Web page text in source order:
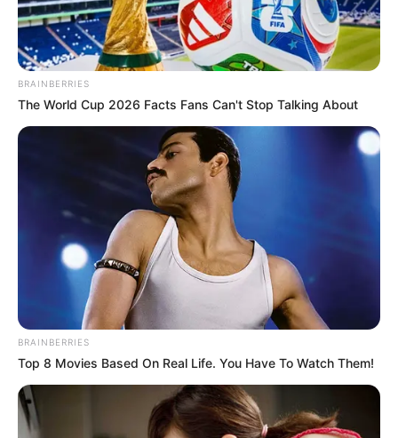
Orbán Viktor a választási vereség óta jóval
ritkábban szerepel a nyilvánosság előtt, de volt egy
A kamera kiszúrta a volt miniszterelnököt a Puskás
Akadémia idényzáró mérkőzésén, ahol Marco
Rossi, a magyar válogatott szövetségi kapitánya
mellett nézte végig a találkozót. A Népszava
beszámolója szerint Orbán a Puskás Akadémia–
MTK Budapest meccsen jelent meg Felcsúton.
A politika háttérbe húzódott, Felcsút maradt
Orbán Viktor közéleti jelenléte látványosan
BRAINBERRIES
The World Cup 2026 Facts Fans Can't Stop Talking About
BRAINBERRIES
Top 8 Movies Based On Real Life. You Have To Watch Them!